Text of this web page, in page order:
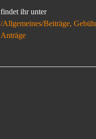
findet ihr unter
/Allgemeines/Beiträge,
Anträge